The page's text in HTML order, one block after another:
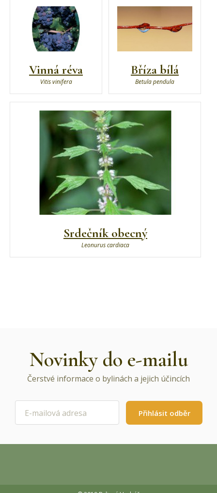
Vinná réva
Vitis vinifera
Bříza bílá
Betula pendula
Srdečník obecný
Leonurus cardiaca
Novinky do e-mailu
Čerstvé informace o bylinách a jejich účincích
Přihlásit odběr